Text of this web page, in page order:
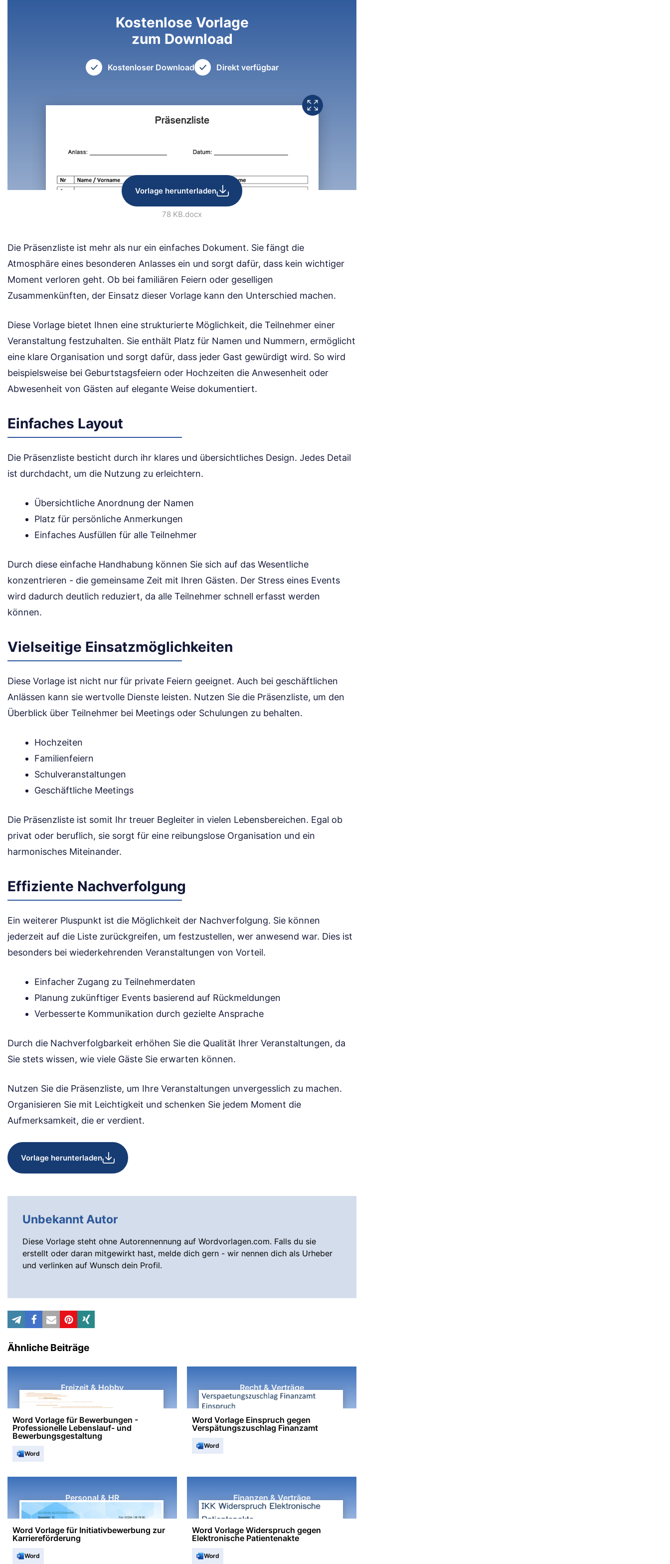
Kostenlose Vorlage
zum Download
Kostenloser Download Direkt verfügbar
Vorlage herunterladen
78 KB.docx
Die Präsenzliste ist mehr als nur ein einfaches Dokument. Sie fängt die
Atmosphäre eines besonderen Anlasses ein und sorgt dafür, dass kein wichtiger
Moment verloren geht. Ob bei familiären Feiern oder geselligen
Zusammenkünften, der Einsatz dieser Vorlage kann den Unterschied machen.
Diese Vorlage bietet Ihnen eine strukturierte Möglichkeit, die Teilnehmer einer
Veranstaltung festzuhalten. Sie enthält Platz für Namen und Nummern, ermöglicht
eine klare Organisation und sorgt dafür, dass jeder Gast gewürdigt wird. So wird
beispielsweise bei Geburtstagsfeiern oder Hochzeiten die Anwesenheit oder
Abwesenheit von Gästen auf elegante Weise dokumentiert.
Einfaches Layout
Die Präsenzliste besticht durch ihr klares und übersichtliches Design. Jedes Detail
ist durchdacht, um die Nutzung zu erleichtern.
Übersichtliche Anordnung der Namen
Platz für persönliche Anmerkungen
Einfaches Ausfüllen für alle Teilnehmer
Durch diese einfache Handhabung können Sie sich auf das Wesentliche
konzentrieren - die gemeinsame Zeit mit Ihren Gästen. Der Stress eines Events
wird dadurch deutlich reduziert, da alle Teilnehmer schnell erfasst werden
können.
Vielseitige Einsatzmöglichkeiten
Diese Vorlage ist nicht nur für private Feiern geeignet. Auch bei geschäftlichen
Anlässen kann sie wertvolle Dienste leisten. Nutzen Sie die Präsenzliste, um den
Überblick über Teilnehmer bei Meetings oder Schulungen zu behalten.
Hochzeiten
Familienfeiern
Schulveranstaltungen
Geschäftliche Meetings
Die Präsenzliste ist somit Ihr treuer Begleiter in vielen Lebensbereichen. Egal ob
privat oder beruflich, sie sorgt für eine reibungslose Organisation und ein
harmonisches Miteinander.
Effiziente Nachverfolgung
Ein weiterer Pluspunkt ist die Möglichkeit der Nachverfolgung. Sie können
jederzeit auf die Liste zurückgreifen, um festzustellen, wer anwesend war. Dies ist
besonders bei wiederkehrenden Veranstaltungen von Vorteil.
Einfacher Zugang zu Teilnehmerdaten
Planung zukünftiger Events basierend auf Rückmeldungen
Verbesserte Kommunikation durch gezielte Ansprache
Durch die Nachverfolgbarkeit erhöhen Sie die Qualität Ihrer Veranstaltungen, da
Sie stets wissen, wie viele Gäste Sie erwarten können.
Nutzen Sie die Präsenzliste, um Ihre Veranstaltungen unvergesslich zu machen.
Organisieren Sie mit Leichtigkeit und schenken Sie jedem Moment die
Aufmerksamkeit, die er verdient.
Vorlage herunterladen
Unbekannt Autor
Diese Vorlage steht ohne Autorennennung auf Wordvorlagen.com. Falls du sie
erstellt oder daran mitgewirkt hast, melde dich gern - wir nennen dich als Urheber
und verlinken auf Wunsch dein Profil.
Ähnliche Beiträge
Freizeit & Hobby
Word Vorlage für Bewerbungen -
Professionelle Lebenslauf- und
Bewerbungsgestaltung
Word
Recht & Verträge
Word Vorlage Einspruch gegen
Verspätungszuschlag Finanzamt
Word
Personal & HR
Word Vorlage für Initiativbewerbung zur
Karriereförderung
Word
Finanzen & Verträge
Word Vorlage Widerspruch gegen
Elektronische Patientenakte
Word